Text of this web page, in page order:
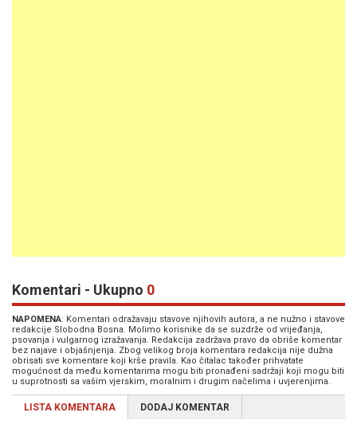
Komentari - Ukupno 0
NAPOMENA: Komentari odražavaju stavove njihovih autora, a ne nužno i stavove
redakcije Slobodna Bosna. Molimo korisnike da se suzdrže od vrijeđanja,
psovanja i vulgarnog izražavanja. Redakcija zadržava pravo da obriše komentar
bez najave i objašnjenja. Zbog velikog broja komentara redakcija nije dužna
obrisati sve komentare koji krše pravila. Kao čitalac također prihvatate
mogućnost da među komentarima mogu biti pronađeni sadržaji koji mogu biti
u suprotnosti sa vašim vjerskim, moralnim i drugim načelima i uvjerenjima.
LISTA KOMENTARA DODAJ KOMENTAR